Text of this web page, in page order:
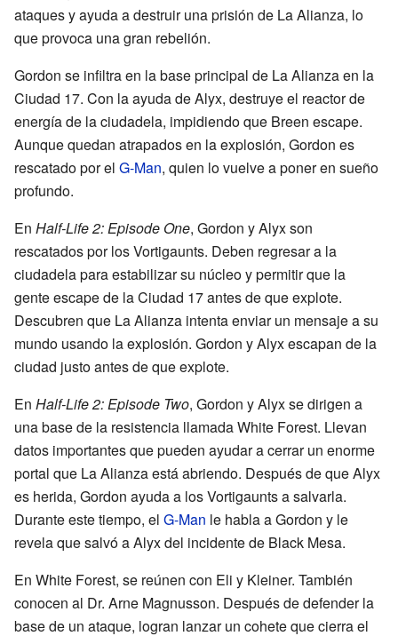
ataques y ayuda a destruir una prisión de La Alianza, lo
que provoca una gran rebelión.
Gordon se infiltra en la base principal de La Alianza en la
Ciudad 17. Con la ayuda de Alyx, destruye el reactor de
energía de la ciudadela, impidiendo que Breen escape.
Aunque quedan atrapados en la explosión, Gordon es
rescatado por el G-Man, quien lo vuelve a poner en sueño
profundo.
En Half-Life 2: Episode One, Gordon y Alyx son
rescatados por los Vortigaunts. Deben regresar a la
ciudadela para estabilizar su núcleo y permitir que la
gente escape de la Ciudad 17 antes de que explote.
Descubren que La Alianza intenta enviar un mensaje a su
mundo usando la explosión. Gordon y Alyx escapan de la
ciudad justo antes de que explote.
En Half-Life 2: Episode Two, Gordon y Alyx se dirigen a
una base de la resistencia llamada White Forest. Llevan
datos importantes que pueden ayudar a cerrar un enorme
portal que La Alianza está abriendo. Después de que Alyx
es herida, Gordon ayuda a los Vortigaunts a salvarla.
Durante este tiempo, el G-Man le habla a Gordon y le
revela que salvó a Alyx del incidente de Black Mesa.
En White Forest, se reúnen con Eli y Kleiner. También
conocen al Dr. Arne Magnusson. Después de defender la
base de un ataque, logran lanzar un cohete que cierra el